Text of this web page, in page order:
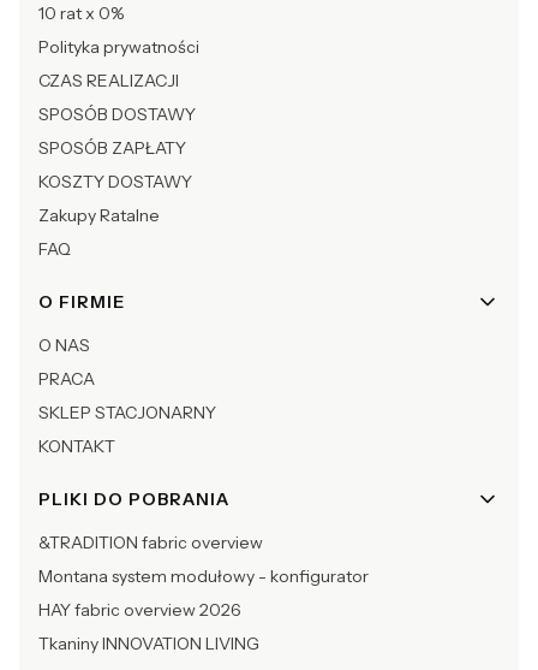
10 rat x 0%
Polityka prywatności
CZAS REALIZACJI
SPOSÓB DOSTAWY
SPOSÓB ZAPŁATY
KOSZTY DOSTAWY
Zakupy Ratalne
FAQ
O FIRMIE
O NAS
PRACA
SKLEP STACJONARNY
KONTAKT
PLIKI DO POBRANIA
&TRADITION fabric overview
Montana system modułowy - konfigurator
HAY fabric overview 2026
Tkaniny INNOVATION LIVING